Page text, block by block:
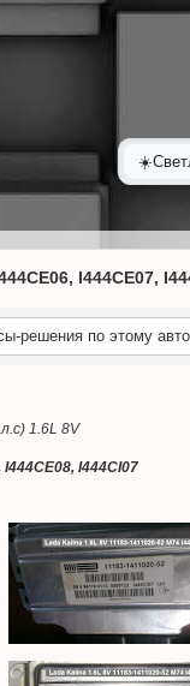
☀️
I444CE07,
по этому авто
1.6L 8V
I444CI07